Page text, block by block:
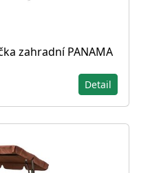
zahradní PANAMA
Detail